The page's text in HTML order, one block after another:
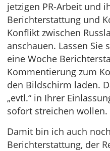
jetzigen PR-Arbeit und
Berichterstattung und
Konflikt zwischen
anschauen. Lassen Sie
eine Woche
Kommentierung zum
den Bildschirm laden.
„evtl.“ in Ihrer
sofort streichen wollen.
Damit bin ich auch
Berichterstattung, der